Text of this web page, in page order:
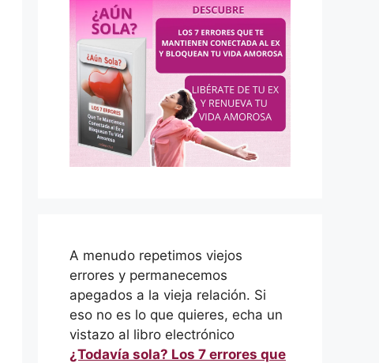
A menudo repetimos viejos
errores y permanecemos
apegados a la vieja relación. Si
eso no es lo que quieres, echa un
vistazo al libro electrónico
¿Todavía sola? Los 7 errores que